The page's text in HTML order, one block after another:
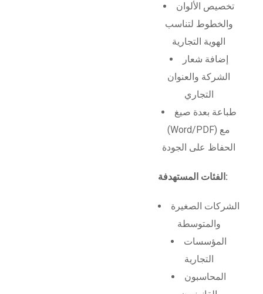
تخصيص الألوان
والخطوط لتناسب
الهوية التجارية
إضافة شعار
الشركة والعنوان
التجاري
طباعة بعدة صيغ
(Word/PDF) مع
الحفاظ على الجودة
الفئات المستهدفة:
الشركات الصغيرة
والمتوسطة
المؤسسات
التجارية
المحاسبون